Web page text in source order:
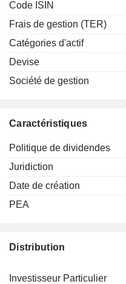
Code ISIN
Frais de gestion (TER)
Catégories d'actif
Devise
Société de gestion
Caractéristiques
Politique de dividendes
Juridiction
Date de création
PEA
Distribution
Investisseur Particulier